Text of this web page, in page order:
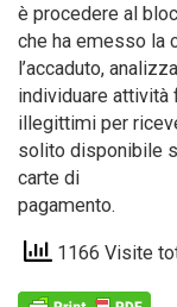
è procedere al
che ha emesso la
l’accaduto,
individuare
illegittimi per
solito disponibile
carte di
pagamento.
1166 Visite